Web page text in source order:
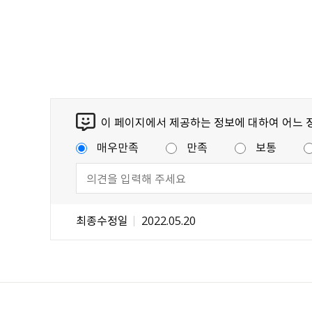
이 페이지에서 제공하는 정보에 대하여 어느
매우만족
만족 보통
최종수정일 2022.05.20